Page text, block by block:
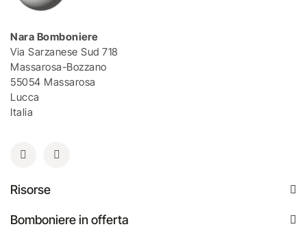
Nara Bomboniere
Via Sarzanese Sud 718
Massarosa-Bozzano
55054 Massarosa
Lucca
Italia
Risorse
Bomboniere in offerta